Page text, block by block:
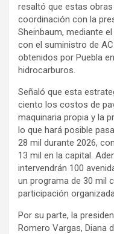
resaltó que estas
coordinación con la
Sheinbaum, mediante
con el suministro de
obtenidos por Puebla
hidrocarburos.
Señaló que esta
ciento los costos de
maquinaria propia y la
lo que hará posible
28 mil durante 2026,
13 mil en la capital.
intervendrán 100
un programa de 30 mil
participación
Por su parte, la
Romero Vargas, Diana